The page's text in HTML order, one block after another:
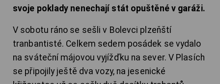
svoje poklady nenechají stát opuštěné v garáži.
V sobotu ráno se sešli v Bolevci plzeňští
tranbantisté. Celkem sedem posádek se vydalo
na sváteční májovou vyjížďku na sever. V Plasích
se připojily ještě dva vozy, na jesenické